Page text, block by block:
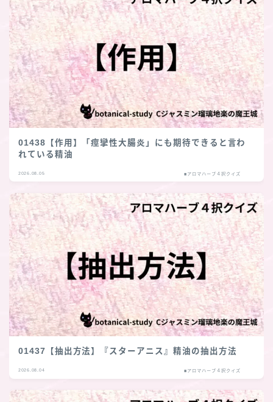
01438【作用】「痙攣性大腸炎」にも期待できると言わ
れている精油
2026.08.05 ■アロマハーブ４択クイズ
01437【抽出方法】『スターアニス』精油の抽出方法
2026.08.04 ■アロマハーブ４択クイズ